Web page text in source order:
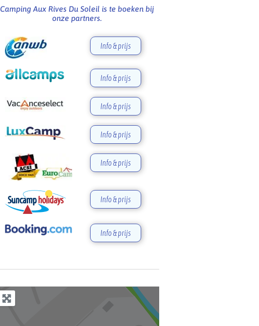
Camping Aux Rives Du Soleil is te boeken bij
onze partners.
Info & prijs
Info & prijs
Info & prijs
Info & prijs
Info & prijs
Info & prijs
Info & prijs